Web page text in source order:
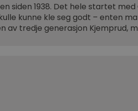
siden 1938. Det hele startet
kunne kle seg godt – enten
av tredje generasjon Kjemprud,